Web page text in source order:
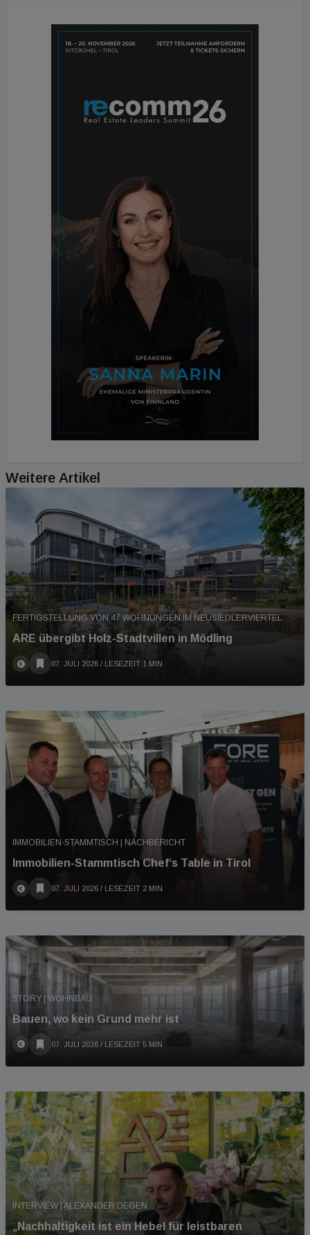
Weitere Artikel
FERTIGSTELLUNG VON 47 WOHNUNGEN IM NEUSIEDLERVIERTEL
ARE übergibt Holz-Stadtvillen in Mödling
07. JULI 2026 / LESEZEIT 1 MIN
IMMOBILIEN-STAMMTISCH | NACHBERICHT
Immobilien-Stammtisch Chef‘s Table in Tirol
07. JULI 2026 / LESEZEIT 2 MIN
STORY | WOHNBAU
Bauen, wo kein Grund mehr ist
07. JULI 2026 / LESEZEIT 5 MIN
INTERVIEW | ALEXANDER DEGEN
„Nachhaltigkeit ist ein Hebel für leistbaren